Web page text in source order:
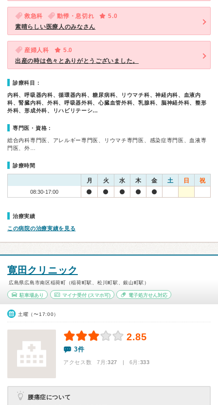
救急科 動悸・息切れ
5.0
素晴らしい医療人のみなさん
産婦人科
5.0
出産の時は色々とありがとうございました。
診療科目：
内科、呼吸器内科、循環器内科、糖尿病科、リウマチ科、神経内科、血液内
科、腎臓内科、外科、呼吸器外科、心臓血管外科、乳腺科、脳神経外科、整形
外科、形成外科、リハビリテーシ…
専門医・資格：
総合内科専門医、アレルギー専門医、リウマチ専門医、感染症専門医、血液専
門医、外…
診療時間
月 火 水 木 金 土 日 祝
08:30-17:00
治療実績
この病院の治療実績を見る
寛田クリニック
広島県広島市南区稲荷町（稲荷町駅、松川町駅、銀山町駅）
駐車場あり マイナ受付(スマホ可) 電子処方せん対応
土曜（〜17:00）
2.85
3件
アクセス数 7月:327 | 6月:333
腰痛症について